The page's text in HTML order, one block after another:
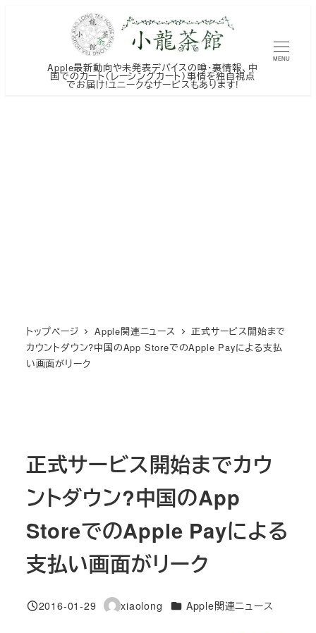
Apple最新動向や未発表デバイスの噂・裏情報、中
国でのカート（レーシングカート）事情を独自視点
でお届け!ユニークなサービスもあります!
MENU
トップページ Apple関連ニュース
正式サービス開始まで
カウントダウン?中国のApp StoreでのApple Payによる支払
い画面がリーク
正式サービス開始までカウ
ントダウン?中国のApp
StoreでのApple Payによる
支払い画面がリーク
投稿日
2016-01-29
著
xiaolong カテゴリー
Apple関連ニュース